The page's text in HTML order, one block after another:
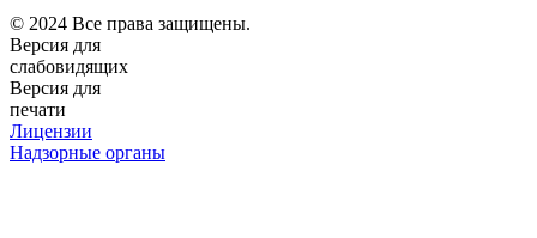
© 2024 Все права защищены.
Версия для
слабовидящих
Версия для
печати
Лицензии
Надзорные органы